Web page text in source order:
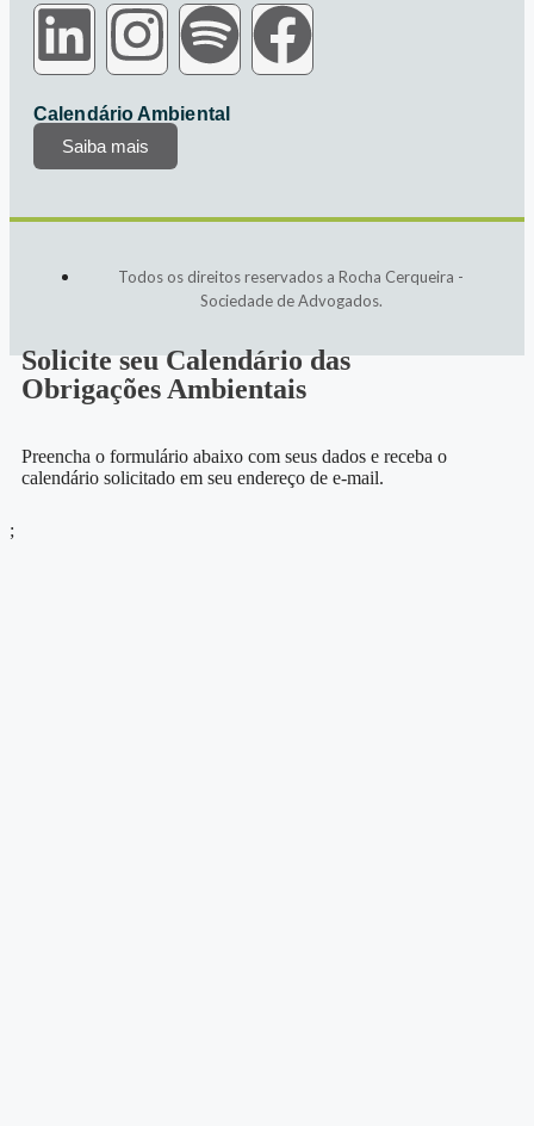
Calendário Ambiental
Saiba mais
Todos os direitos reservados a Rocha Cerqueira -
Sociedade de Advogados.
Solicite seu Calendário das
Obrigações Ambientais
Preencha o formulário abaixo com seus dados e receba o
calendário solicitado em seu endereço de e-mail.
;